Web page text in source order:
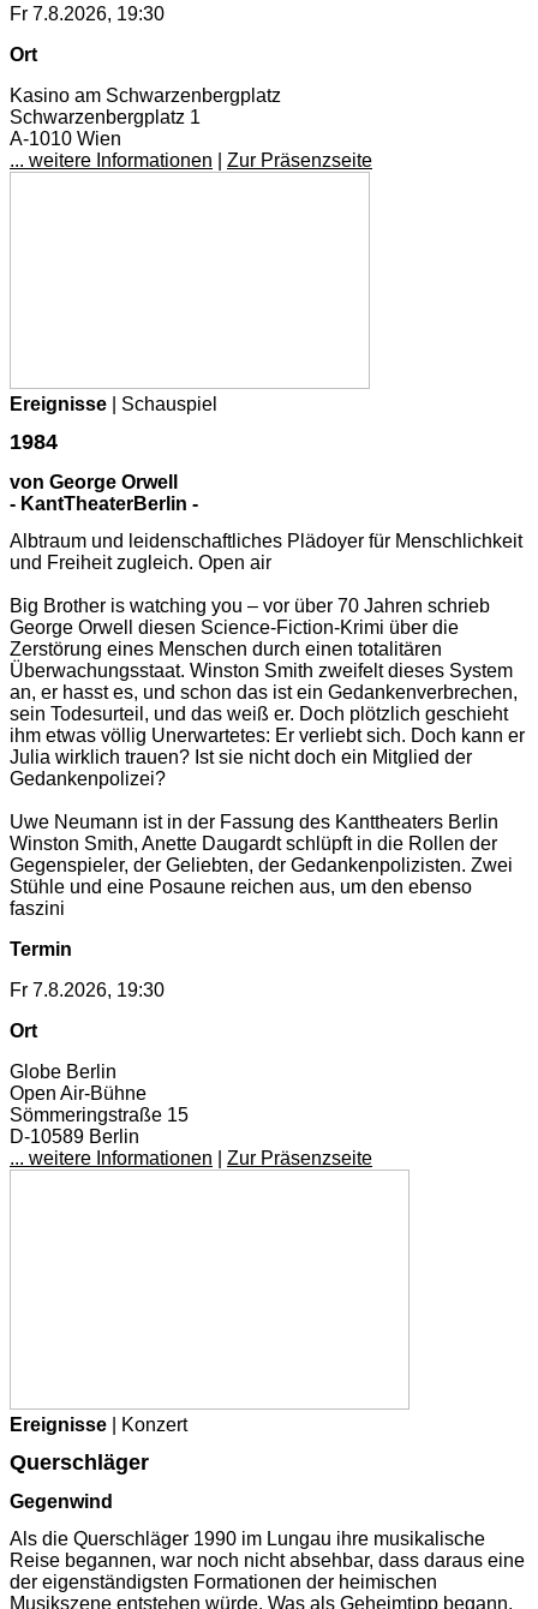
Fr 7.8.2026, 19:30
Ort
Kasino am Schwarzenbergplatz
Schwarzenbergplatz 1
A-1010 Wien
... weitere Informationen
Zur Präsenzseite
Ereignisse | Schauspiel
1984
von George Orwell
- KantTheaterBerlin -
Albtraum und leidenschaftliches Plädoyer für Menschlichkeit
und Freiheit zugleich. Open air
Big Brother is watching you – vor über 70 Jahren schrieb
George Orwell diesen Science-Fiction-Krimi über die
Zerstörung eines Menschen durch einen totalitären
Überwachungsstaat. Winston Smith zweifelt dieses System
an, er hasst es, und schon das ist ein Gedankenverbrechen,
sein Todesurteil, und das weiß er. Doch plötzlich geschieht
ihm etwas völlig Unerwartetes: Er verliebt sich. Doch kann er
Julia wirklich trauen? Ist sie nicht doch ein Mitglied der
Gedankenpolizei?
Uwe Neumann ist in der Fassung des Kanttheaters Berlin
Winston Smith, Anette Daugardt schlüpft in die Rollen der
Gegenspieler, der Geliebten, der Gedankenpolizisten. Zwei
Stühle und eine Posaune reichen aus, um den ebenso
faszini
Termin
Fr 7.8.2026, 19:30
Ort
Globe Berlin
Open Air-Bühne
Sömmeringstraße 15
D-10589 Berlin
... weitere Informationen
Zur Präsenzseite
Ereignisse | Konzert
Querschläger
Gegenwind
Als die Querschläger 1990 im Lungau ihre musikalische
Reise begannen, war noch nicht absehbar, dass daraus eine
der eigenständigsten Formationen der heimischen
Musikszene entstehen würde. Was als Geheimtipp begann,